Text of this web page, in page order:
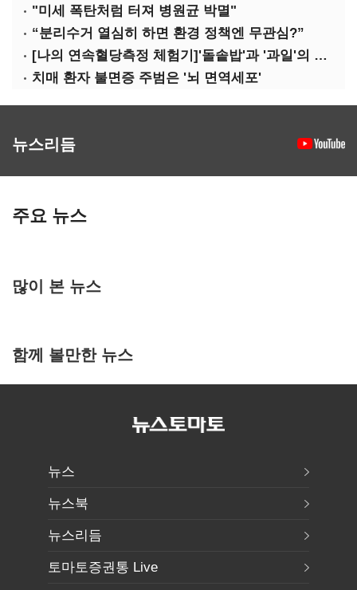
"미세 폭탄처럼 터져 병원균 박멸"
“분리수거 열심히 하면 환경 정책엔 무관심?”
[나의 연속혈당측정 체험기]'돌솥밥'과 '과일'의 놀라운 배신
치매 환자 불면증 주범은 '뇌 면역세포'
뉴스리듬
주요 뉴스
많이 본 뉴스
함께 볼만한 뉴스
뉴스
뉴스북
뉴스리듬
토마토증권통 Live